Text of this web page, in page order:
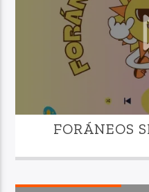
FORÁNEOS